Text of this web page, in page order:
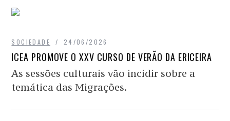
SOCIEDADE 24/06/2026
ICEA PROMOVE O XXV CURSO DE VERÃO DA ERICEIRA
As sessões culturais vão incidir sobre a
temática das Migrações.